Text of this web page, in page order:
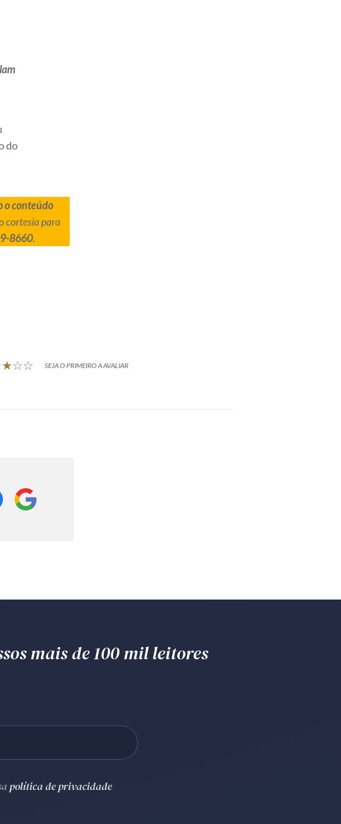
do
o conteúdo
cortesia para
8660.
SEJA O PRIMEIRO A AVALIAR
mais de 100 mil leitores
política de privacidade